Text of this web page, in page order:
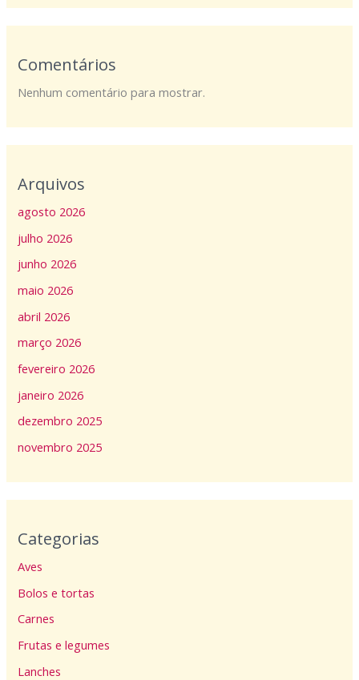
Comentários
Nenhum comentário para mostrar.
Arquivos
agosto 2026
julho 2026
junho 2026
maio 2026
abril 2026
março 2026
fevereiro 2026
janeiro 2026
dezembro 2025
novembro 2025
Categorias
Aves
Bolos e tortas
Carnes
Frutas e legumes
Lanches